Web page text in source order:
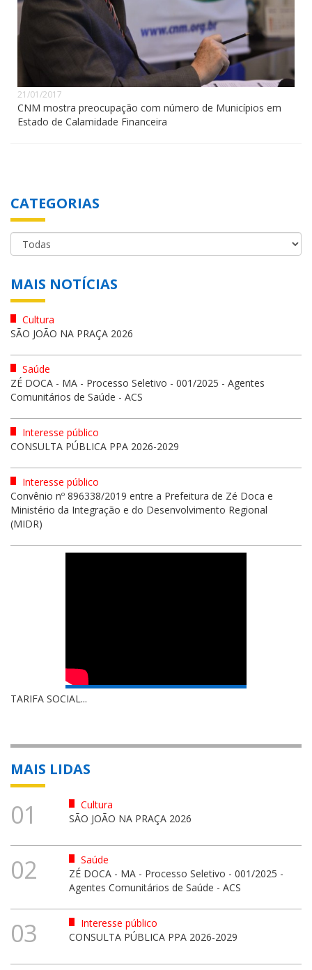
21/01/2017
CNM mostra preocupação com número de Municípios em
Estado de Calamidade Financeira
CATEGORIAS
MAIS NOTÍCIAS
Cultura
SÃO JOÃO NA PRAÇA 2026
Saúde
ZÉ DOCA - MA - Processo Seletivo - 001/2025 - Agentes
Comunitários de Saúde - ACS
Interesse público
CONSULTA PÚBLICA PPA 2026-2029
Interesse público
Convênio nº 896338/2019 entre a Prefeitura de Zé Doca e
Ministério da Integração e do Desenvolvimento Regional
(MIDR)
TARIFA SOCIAL...
MAIS LIDAS
01
Cultura
SÃO JOÃO NA PRAÇA 2026
02
Saúde
ZÉ DOCA - MA - Processo Seletivo - 001/2025 -
Agentes Comunitários de Saúde - ACS
03
Interesse público
CONSULTA PÚBLICA PPA 2026-2029